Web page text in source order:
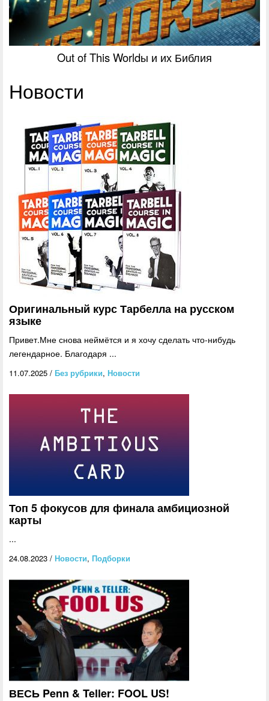
Out of This Worldы и их Библия
Новости
Оригинальный курс Тарбелла на русском
языке
Привет.Мне снова неймётся и я хочу сделать что-нибудь
легендарное. Благодаря ...
11.07.2025 / Без рубрики, Новости
Топ 5 фокусов для финала амбициозной
карты
...
24.08.2023 / Новости, Подборки
ВЕСЬ Penn & Teller: FOOL US!